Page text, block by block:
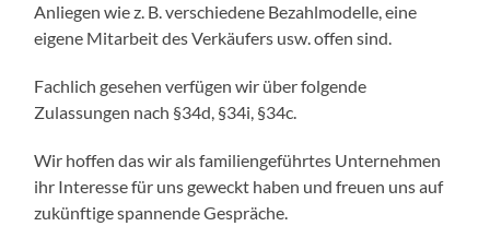
Anliegen wie z. B. verschiedene Bezahlmodelle, eine
eigene Mitarbeit des Verkäufers usw. offen sind.
Fachlich gesehen verfügen wir über folgende
Zulassungen nach §34d, §34i, §34c.
Wir hoffen das wir als familiengeführtes Unternehmen
ihr Interesse für uns geweckt haben und freuen uns auf
zukünftige spannende Gespräche.